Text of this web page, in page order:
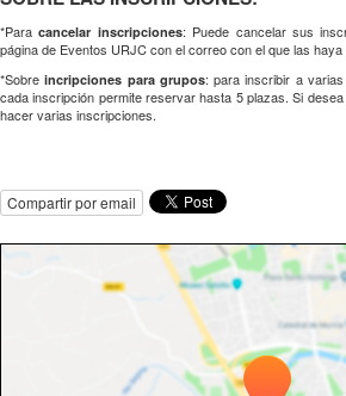
*Para cancelar inscripciones: Puede cancelar sus
página de Eventos URJC con el correo con el que las haya
*Sobreincripciones para grupos: para inscribir a
cada inscripción permite reservar hasta 5 plazas. Si
hacer varias inscripciones.
Compartir por email